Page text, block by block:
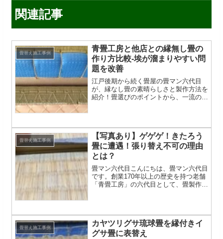
関連記事
畳替え施工事例
青畳工房と他店との縁無し畳の
作り方比較-埃が溜まりやすい問
題を改善
江戸後期から続く畳屋の畳マン六代目
が、縁なし畳の素晴らしさと製作方法を
紹介！畳選びのポイントから、一流の畳
畳替え施工事例
【写真あり】ゲゲゲ！きたろう
畳に遭遇！張り替え不可の理由
とは？
畳マン六代目こんにちは、畳マン六代目
です。創業170年以上の歴史を持つ老舗
「青畳工房」の六代目として、畳製作一
のが“きたろう畳”とい...
畳替え施工事例
カヤツリグサ琉球畳を縁付きイ
グサ畳に表替え